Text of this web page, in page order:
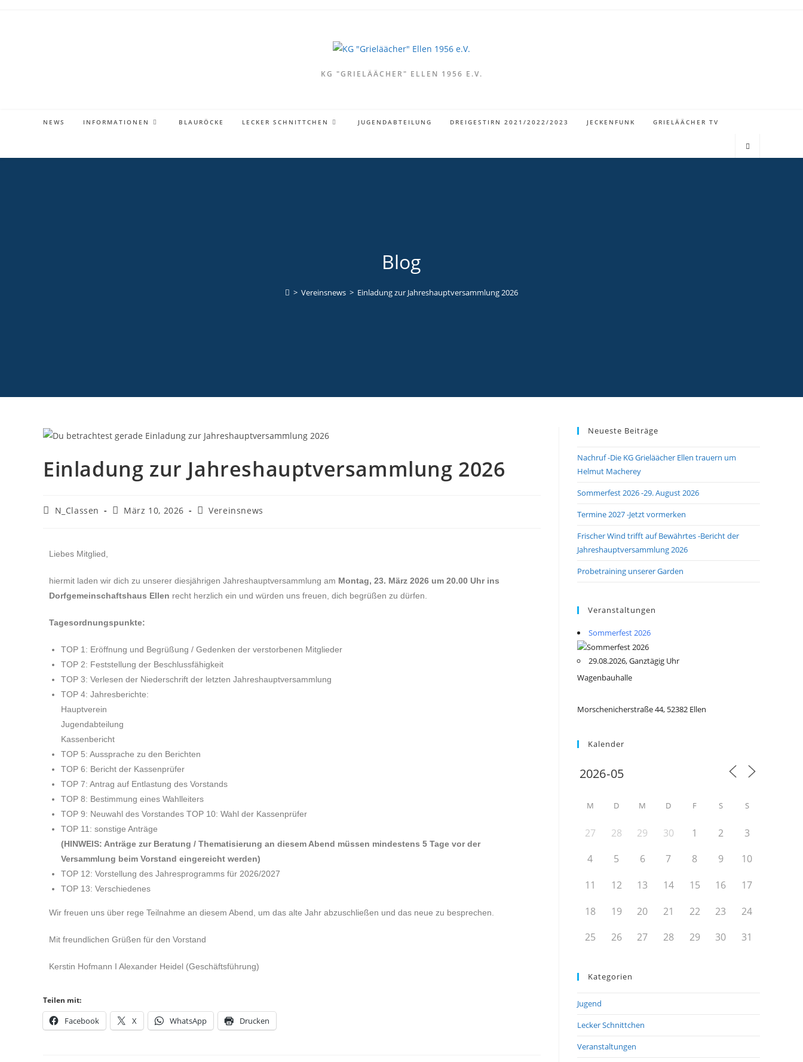
KG "GRIELÄÄCHER" ELLEN 1956 E.V.
NEWS INFORMATIONEN BLAURÖCKE LECKER SCHNITTCHEN JUGENDABTEILUNG DREIGESTIRN 2021/2022/2023 JECKENFUNK GRIELÄÄCHER TV
Blog
> Vereinsnews > Einladung zur Jahreshauptversammlung 2026
Einladung zur Jahreshauptversammlung 2026
N_Classen März 10, 2026 Vereinsnews
Liebes Mitglied,
hiermit laden wir dich zu unserer diesjährigen Jahreshauptversammlung am Montag, 23. März 2026 um 20.00 Uhr ins
Dorfgemeinschaftshaus Ellen recht herzlich ein und würden uns freuen, dich begrüßen zu dürfen.
Tagesordnungspunkte:
TOP 1: Eröffnung und Begrüßung / Gedenken der verstorbenen Mitglieder
TOP 2: Feststellung der Beschlussfähigkeit
TOP 3: Verlesen der Niederschrift der letzten Jahreshauptversammlung
TOP 4: Jahresberichte:
Hauptverein
Jugendabteilung
Kassenbericht
TOP 5: Aussprache zu den Berichten
TOP 6: Bericht der Kassenprüfer
TOP 7: Antrag auf Entlastung des Vorstands
TOP 8: Bestimmung eines Wahlleiters
TOP 9: Neuwahl des Vorstandes TOP 10: Wahl der Kassenprüfer
TOP 11: sonstige Anträge
(HINWEIS: Anträge zur Beratung / Thematisierung an diesem Abend müssen mindestens 5 Tage vor der
Versammlung beim Vorstand eingereicht werden)
TOP 12: Vorstellung des Jahresprogramms für 2026/2027
TOP 13: Verschiedenes
Wir freuen uns über rege Teilnahme an diesem Abend, um das alte Jahr abzuschließen und das neue zu besprechen.
Mit freundlichen Grüßen für den Vorstand
Kerstin Hofmann I Alexander Heidel (Geschäftsführung)
Teilen mit:
Facebook X WhatsApp Drucken
Neueste Beiträge
Nachruf -Die KG Grieläächer Ellen trauern um
Helmut Macherey
Sommerfest 2026 -29. August 2026
Termine 2027 -Jetzt vormerken
Frischer Wind trifft auf Bewährtes -Bericht der
Jahreshauptversammlung 2026
Probetraining unserer Garden
Veranstaltungen
Sommerfest 2026
29.08.2026, Ganztägig Uhr
Wagenbauhalle
Morschenicherstraße 44, 52382 Ellen
Kalender
M D M D F S S
27 28 29 30 1 2
3
4
5 6 7 8 9
10
11
12 13 14 15 16
17
18
19 20 21 22 23
24
25
26 27 28 29 30 31
Kategorien
Jugend
Lecker Schnittchen
Veranstaltungen